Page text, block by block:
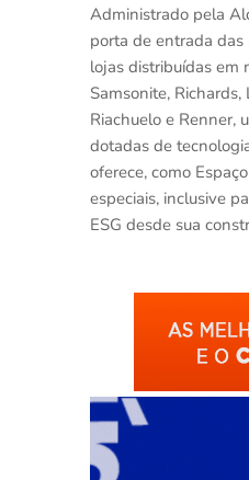
Administrado pela
porta de entrada
lojas distribuídas em
Samsonite,
Riachuelo e Renner,
dotadas de
oferece, como
especiais, inclusive
ESG desde sua